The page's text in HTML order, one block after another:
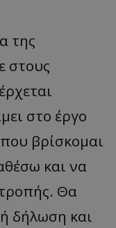
της
στους
στο έργο
βρίσκομαι
και να
Θα
δήλωση και